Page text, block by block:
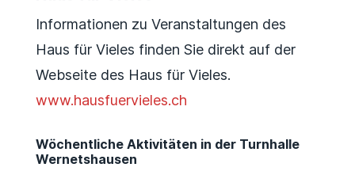
Informationen zu Veranstaltungen des
Haus für Vieles finden Sie direkt auf der
Webseite des Haus für Vieles.
www.hausfuervieles.ch
Wöchentliche Aktivitäten in der Turnhalle
Wernetshausen